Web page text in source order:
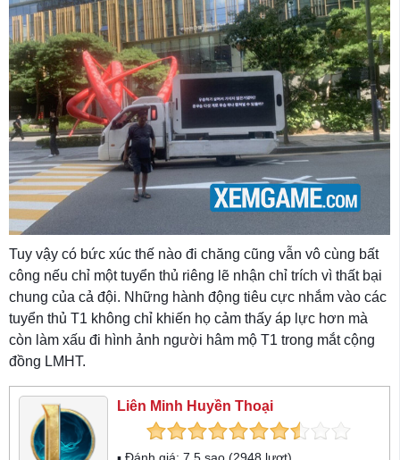
Tuy vậy có bức xúc thế nào đi chăng cũng vẫn vô cùng bất
công nếu chỉ một tuyển thủ riêng lẽ nhận chỉ trích vì thất bại
chung của cả đội. Những hành động tiêu cực nhắm vào các
tuyển thủ T1 không chỉ khiến họ cảm thấy áp lực hơn mà
còn làm xấu đi hình ảnh người hâm mộ T1 trong mắt cộng
đồng LMHT.
Liên Minh Huyền Thoại
▪ Đánh giá: 7.5 sao (2948 lượt)